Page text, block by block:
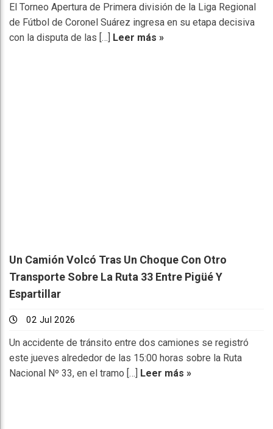
El Torneo Apertura de Primera división de la Liga Regional
de Fútbol de Coronel Suárez ingresa en su etapa decisiva
con la disputa de las […] Leer más »
Un Camión Volcó Tras Un Choque Con Otro
Transporte Sobre La Ruta 33 Entre Pigüé Y
Espartillar
02 Jul 2026
Un accidente de tránsito entre dos camiones se registró
este jueves alrededor de las 15:00 horas sobre la Ruta
Nacional Nº 33, en el tramo […]
Leer más »